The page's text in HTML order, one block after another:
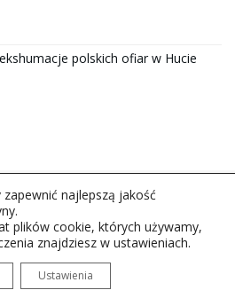
polskich ofiar w Hucie
Rzeszów S.A. w likwidacj.
najlepszą jakość
plików cookie, których używamy,
znajdziesz w ustawieniach.
Ustawienia